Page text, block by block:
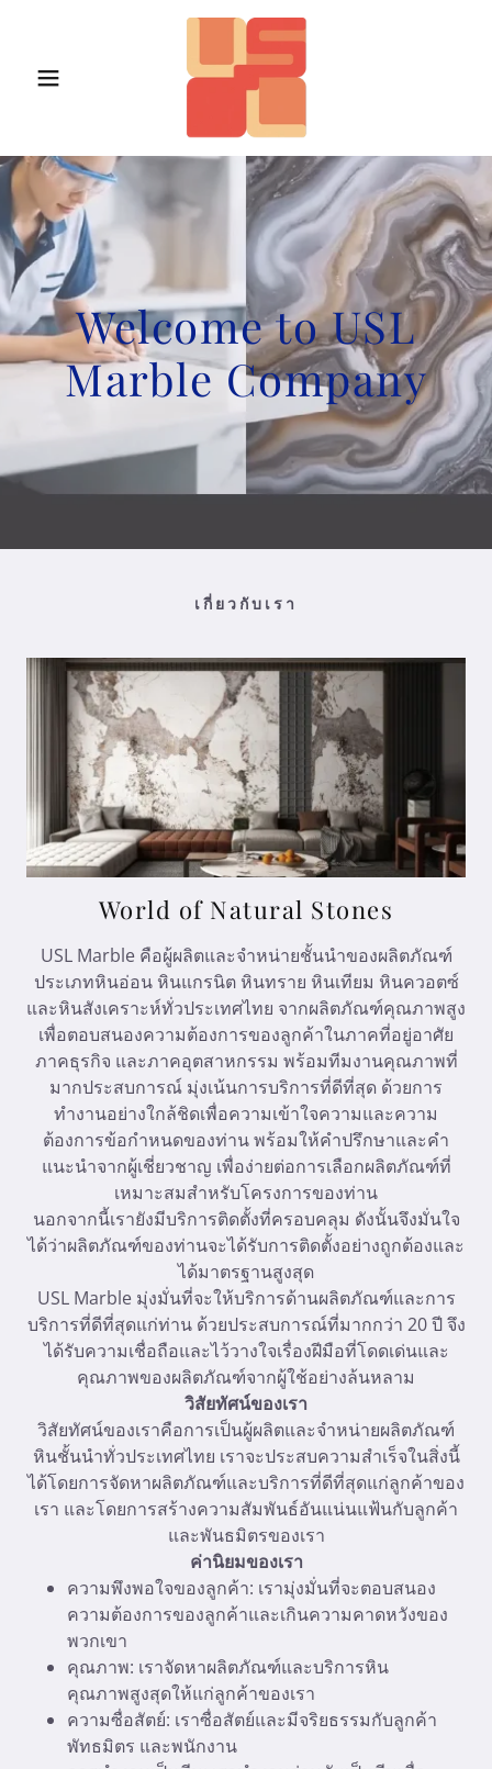
Welcome to USL
Marble Company
เกี่ยวกับเรา
World of Natural Stones
USL Marble คือผู้ผลิตและจำหน่ายชั้นนำของผลิตภัณฑ์
ประเภทหินอ่อน หินแกรนิต หินทราย หินเทียม หินควอตซ์
และหินสังเคราะห์ทั่วประเทศไทย จากผลิตภัณฑ์คุณภาพสูง
เพื่อตอบสนองความต้องการของลูกค้าในภาคที่อยู่อาศัย
ภาคธุรกิจ และภาคอุตสาหกรรม พร้อมทีมงานคุณภาพที่
มากประสบการณ์ มุ่งเน้นการบริการที่ดีที่สุด ด้วยการ
ทำงานอย่างใกล้ชิดเพื่อความเข้าใจความและความ
ต้องการข้อกำหนดของท่าน พร้อมให้คำปรึกษาและคำ
แนะนำจากผู้เชี่ยวชาญ เพื่อง่ายต่อการเลือกผลิตภัณฑ์ที่
เหมาะสมสำหรับโครงการของท่าน
นอกจากนี้เรายังมีบริการติดตั้งที่ครอบคลุม ดังนั้นจึงมั่นใจ
ได้ว่าผลิตภัณฑ์ของท่านจะได้รับการติดตั้งอย่างถูกต้องและ
ได้มาตรฐานสูงสุด
USL Marble มุ่งมั่นที่จะให้บริการด้านผลิตภัณฑ์และการ
บริการที่ดีที่สุดแก่ท่าน ด้วยประสบการณ์ที่มากกว่า 20 ปี จึง
ได้รับความเชื่อถือและไว้วางใจเรื่องฝีมือที่โดดเด่นและ
คุณภาพของผลิตภัณฑ์จากผู้ใช้อย่างล้นหลาม
วิสัยทัศน์ของเรา
วิสัยทัศน์ของเราคือการเป็นผู้ผลิตและจำหน่ายผลิตภัณฑ์
หินชั้นนำทั่วประเทศไทย เราจะประสบความสำเร็จในสิ่งนี้
ได้โดยการจัดหาผลิตภัณฑ์และบริการที่ดีที่สุดแก่ลูกค้าของ
เรา และโดยการสร้างความสัมพันธ์อันแน่นแฟ้นกับลูกค้า
และพันธมิตรของเรา
ค่านิยมของเรา
ความพึงพอใจของลูกค้า: เรามุ่งมั่นที่จะตอบสนอง
ความต้องการของลูกค้าและเกินความคาดหวังของ
พวกเขา
คุณภาพ: เราจัดหาผลิตภัณฑ์และบริการหิน
คุณภาพสูงสุดให้แก่ลูกค้าของเรา
ความซื่อสัตย์: เราซื่อสัตย์และมีจริยธรรมกับลูกค้า
พัทธมิตร และพนักงาน